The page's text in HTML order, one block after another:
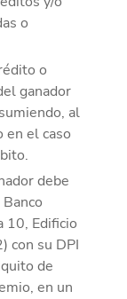
o
o
ganador
al
en el caso
debe
10, Edificio
con su DPI
de
en un